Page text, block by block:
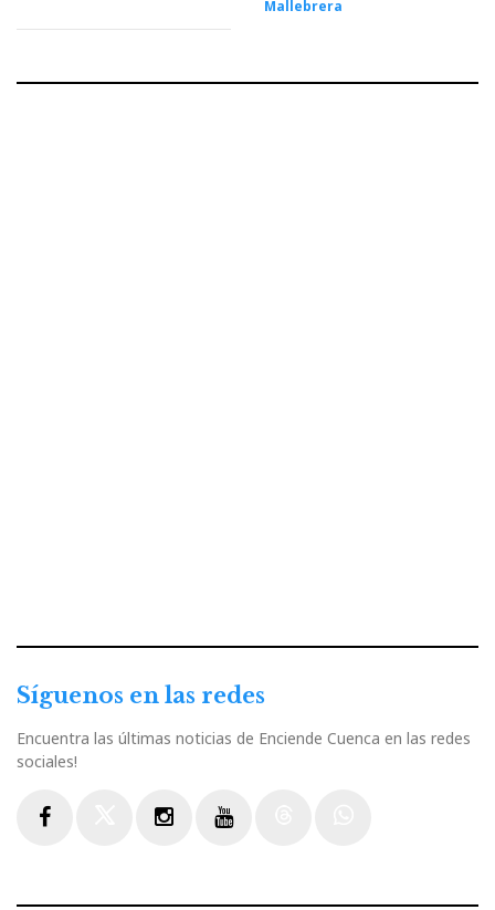
Mallebrera
Síguenos en las redes
Encuentra las últimas noticias de Enciende Cuenca en las redes
sociales!